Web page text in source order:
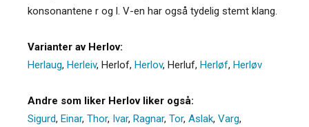
konsonantene r og l. V-en har også tydelig stemt klang.
Varianter av Herlov:
Herlaug, Herleiv, Herlof, Herlov, Herluf, Herløf, Herløv
Andre som liker Herlov liker også:
Sigurd, Einar, Thor, Ivar, Ragnar, Tor, Aslak, Varg,